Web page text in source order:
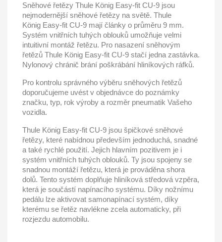
Sněhové řetězy Thule König Easy-fit CU-9 jsou
nejmodernější sněhové řetězy na světě. Thule
König Easy-fit CU-9 mají články o průměru 9 mm.
Systém vnitřních tuhých oblouků umožňuje velmi
intuitivní montáž řetězu. Pro nasazení sněhovým
řetězů Thule König Easy-fit CU-9 stačí jedna zastávka.
Nylonový chránič brání poškrábání hliníkových ráfků.
Pro kontrolu správného výběru sněhových řetězů
doporučujeme uvést v objednávce do poznámky
značku, typ, rok výroby a rozměr pneumatik Vašeho
vozidla.
Thule König Easy-fit CU-9 jsou špičkové sněhové
řetězy, které nabídnou především jednoduchá, snadné
a také rychlé použití. Jejich hlavním pozitivem je i
systém vnitřních tuhých oblouků. Ty jsou spojeny se
snadnou montáží řetězu, která je prováděna shora
dolů. Tento systém doplňuje hliníková středová vzpěra,
která je součástí napínacího systému. Díky nožnímu
pedálu lze aktivovat samonapínací systém, díky
kterému se řetěz navlékne zcela automaticky, při
rozjezdu automobilu.